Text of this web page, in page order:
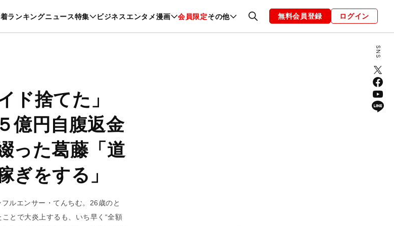
ランキングニュース特集 ビジネスエンタメ漫画 会員限定その他
らし スポーツ ヘルスケア 美容 グルメ ファッション 恋愛・結婚 編集部 お知らせ
無料会員登録 ログイン
ド捨てた」
億円自腹返金
った葛藤「道
ぎをする」
ルエンサー・てんちむ。26歳のと
とで大炎上するも、いち早く“全額